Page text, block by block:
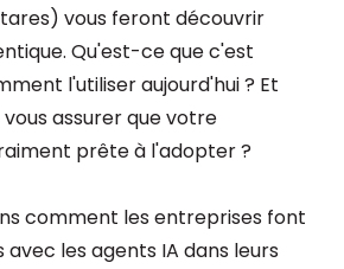
vous feront découvrir
Qu'est-ce que c'est
l'utiliser aujourd'hui ? Et
assurer que votre
prête à l'adopter ?
comment les entreprises font
les agents IA dans leurs